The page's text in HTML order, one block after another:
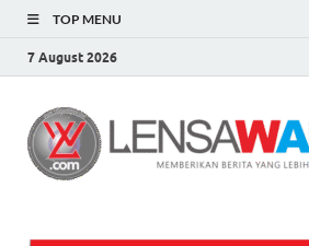
TOP MENU
7 August 2026